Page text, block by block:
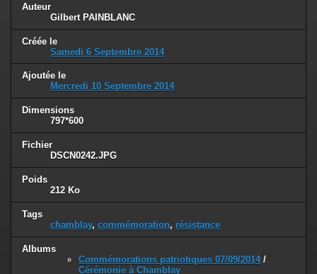
Auteur
Gilbert PAINBLANC
Créée le
Samedi 6 Septembre 2014
Ajoutée le
Mercredi 10 Septembre 2014
Dimensions
797*600
Fichier
DSCN0242.JPG
Poids
212 Ko
Tags
chamblay, commémoration, résistance
Albums
Commémorations patriotiques 07/09/2014/
Cérémonie à Chamblay